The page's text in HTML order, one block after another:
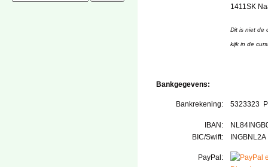
1411SK
Dit is niet de
kijk in de
Bankgegevens:
Bankrekening:
IBAN:
BIC/Swift:
PayPal:
5323323
INGBNL2A